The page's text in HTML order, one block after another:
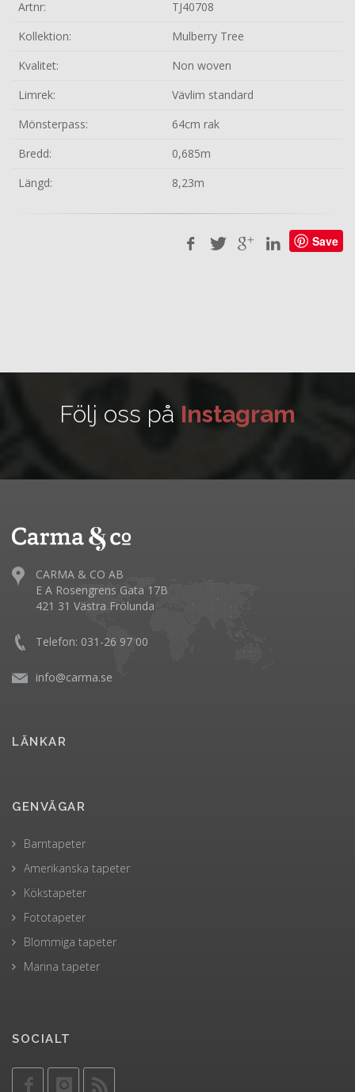
Artnr:
TJ40708
Kollektion:
Mulberry Tree
Kvalitet:
Non woven
Limrek:
Vävlim standard
Mönsterpass:
64cm rak
Bredd:
0,685m
Längd:
8,23m
Save
Följ oss på Instagram
CARMA & CO AB
E A Rosengrens Gata 17B
421 31 Västra Frölunda
Telefon: 031-26 97 00
info@carma.se
LÄNKAR
GENVÄGAR
Barntapeter
Amerikanska tapeter
Kökstapeter
Fototapeter
Blommiga tapeter
Marina tapeter
SOCIALT